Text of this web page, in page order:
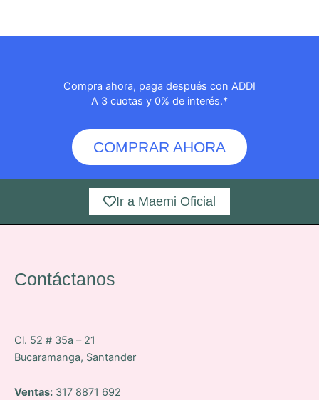
Compra ahora, paga después con ADDI
A 3 cuotas y 0% de interés.*
COMPRAR AHORA
Ir a Maemi Oficial
Contáctanos
Cl. 52 # 35a – 21
Bucaramanga, Santander
Ventas: 317 8871 692